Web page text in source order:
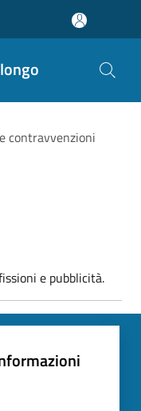
contravvenzioni
e pubblicità.